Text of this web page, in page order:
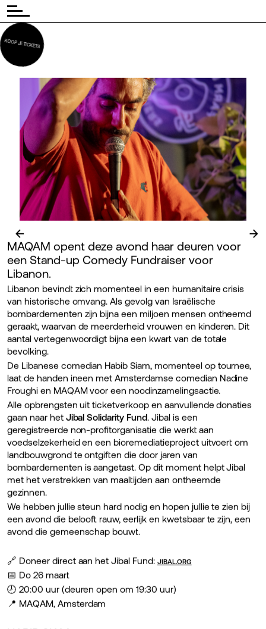
KOOP JE TICKETS
← →
MAQAM opent deze avond haar deuren voor
een Stand-up Comedy Fundraiser voor
Libanon.
Libanon bevindt zich momenteel in een humanitaire crisis
van historische omvang. Als gevolg van Israëlische
bombardementen zijn bijna een miljoen mensen ontheemd
geraakt, waarvan de meerderheid vrouwen en kinderen. Dit
aantal vertegenwoordigt bijna een kwart van de totale
bevolking.
De Libanese comedian Habib Siam, momenteel op tournee,
laat de handen ineen met Amsterdamse comedian Nadine
Froughi en MAQAM voor een noodinzamelingsactie.
Alle opbrengsten uit ticketverkoop en aanvullende donaties
gaan naar het Jibal Solidarity Fund. Jibal is een
geregistreerde non-profitorganisatie die werkt aan
voedselzekerheid en een bioremediatieproject uitvoert om
landbouwgrond te ontgiften die door jaren van
bombardementen is aangetast. Op dit moment helpt Jibal
met het verstrekken van maaltijden aan ontheemde
gezinnen.
We hebben jullie steun hard nodig en hopen jullie te zien bij
een avond die belooft rauw, eerlijk en kwetsbaar te zijn, een
avond die gemeenschap bouwt.
🔗 Doneer direct aan het Jibal Fund: JIBAL.ORG
📅 Do 26 maart
🕗 20:00 uur (deuren open om 19:30 uur)
📍 MAQAM, Amsterdam